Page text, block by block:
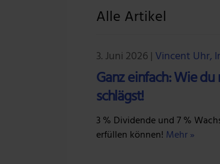
Alle Artikel
3. Juni 2026 | Vincent Uhr,
Ganz einfach: Wie
schlägst!
3 % Dividende und 7 %
erfüllen können! Mehr »